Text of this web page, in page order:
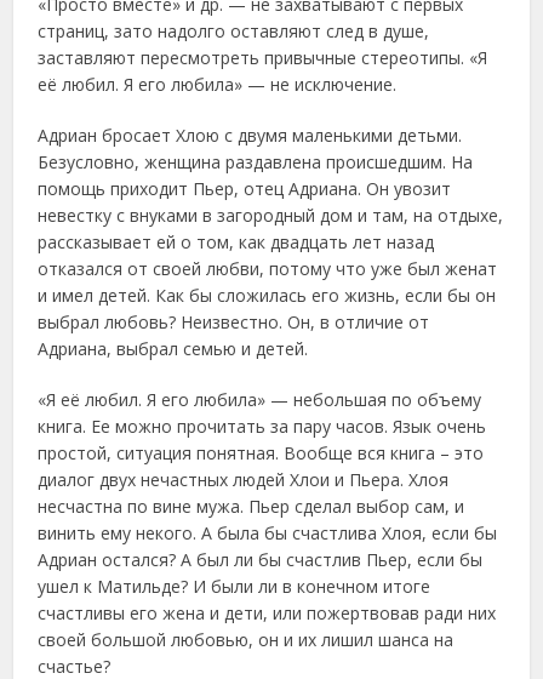
страниц, зато надолго оставляют след в душе,
заставляют пересмотреть привычные стереотипы. «Я
её любил. Я его любила» — не исключение.
Адриан бросает Хлою с двумя маленькими детьми.
Безусловно, женщина раздавлена происшедшим. На
помощь приходит Пьер, отец Адриана. Он увозит
невестку с внуками в загородный дом и там, на отдыхе,
рассказывает ей о том, как двадцать лет назад
отказался от своей любви, потому что уже был женат
и имел детей. Как бы сложилась его жизнь, если бы он
выбрал любовь? Неизвестно. Он, в отличие от
Адриана, выбрал семью и детей.
«Я её любил. Я его любила» — небольшая по объему
книга. Ее можно прочитать за пару часов. Язык очень
простой, ситуация понятная. Вообще вся книга – это
диалог двух нечастных людей Хлои и Пьера. Хлоя
несчастна по вине мужа. Пьер сделал выбор сам, и
винить ему некого. А была бы счастлива Хлоя, если бы
Адриан остался? А был ли бы счастлив Пьер, если бы
ушел к Матильде? И были ли в конечном итоге
счастливы его жена и дети, или пожертвовав ради них
своей большой любовью, он и их лишил шанса на
счастье?